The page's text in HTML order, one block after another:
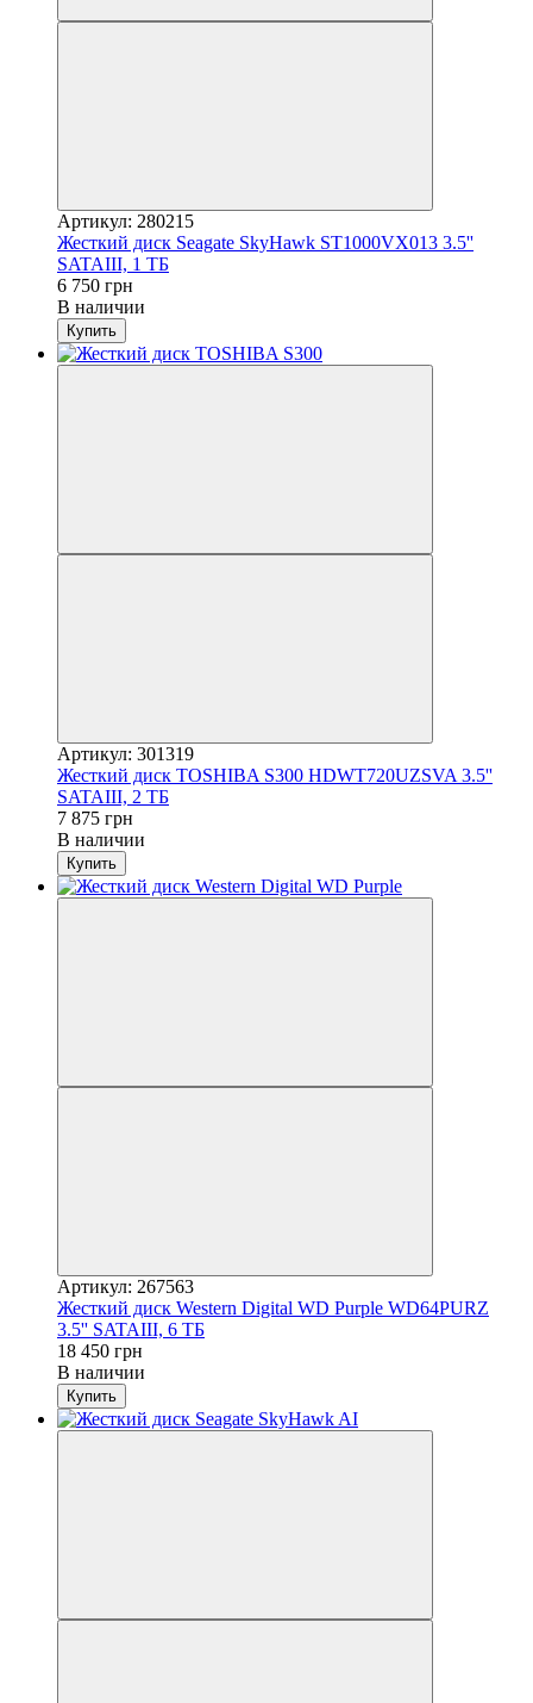
Артикул: 280215
Жесткий диск Seagate SkyHawk ST1000VX013 3.5''
SATAIII, 1 ТБ
6 750 грн
В наличии
Купить
Артикул: 301319
Жесткий диск TOSHIBA S300 HDWT720UZSVA 3.5''
SATAIII, 2 ТБ
7 875 грн
В наличии
Купить
Артикул: 267563
Жесткий диск Western Digital WD Purple WD64PURZ
3.5'' SATAIII, 6 ТБ
18 450 грн
В наличии
Купить